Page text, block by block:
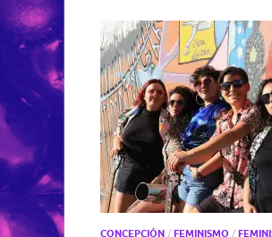
CONCEPCIÓN / FEMINISMO /